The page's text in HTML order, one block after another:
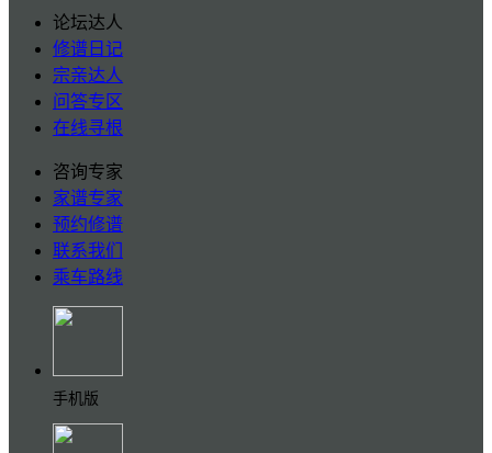
论坛达人
修谱日记
宗亲达人
问答专区
在线寻根
咨询专家
家谱专家
预约修谱
联系我们
乘车路线
手机版